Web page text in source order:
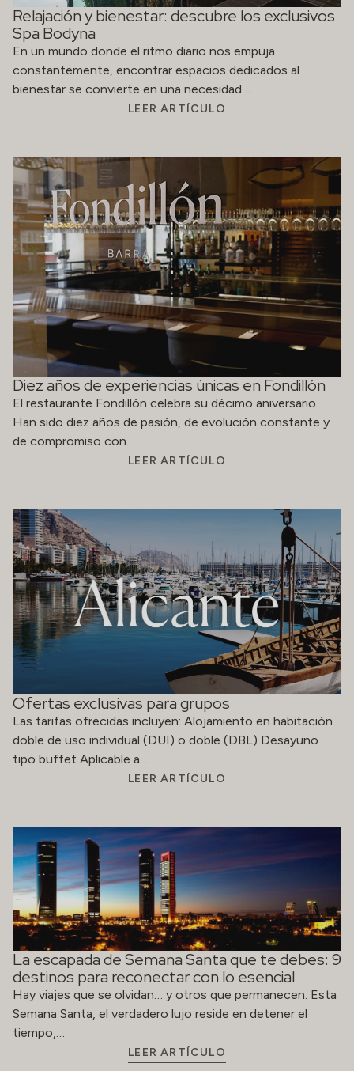
Relajación y bienestar: descubre los exclusivos
Spa Bodyna
En un mundo donde el ritmo diario nos empuja
constantemente, encontrar espacios dedicados al
bienestar se convierte en una necesidad….
LEER ARTÍCULO
Diez años de experiencias únicas en Fondillón
El restaurante Fondillón celebra su décimo aniversario.
Han sido diez años de pasión, de evolución constante y
de compromiso con…
LEER ARTÍCULO
Ofertas exclusivas para grupos
Las tarifas ofrecidas incluyen: Alojamiento en habitación
doble de uso individual (DUI) o doble (DBL) Desayuno
tipo buffet Aplicable a…
LEER ARTÍCULO
La escapada de Semana Santa que te debes: 9
destinos para reconectar con lo esencial
Hay viajes que se olvidan… y otros que permanecen. Esta
Semana Santa, el verdadero lujo reside en detener el
tiempo,…
LEER ARTÍCULO